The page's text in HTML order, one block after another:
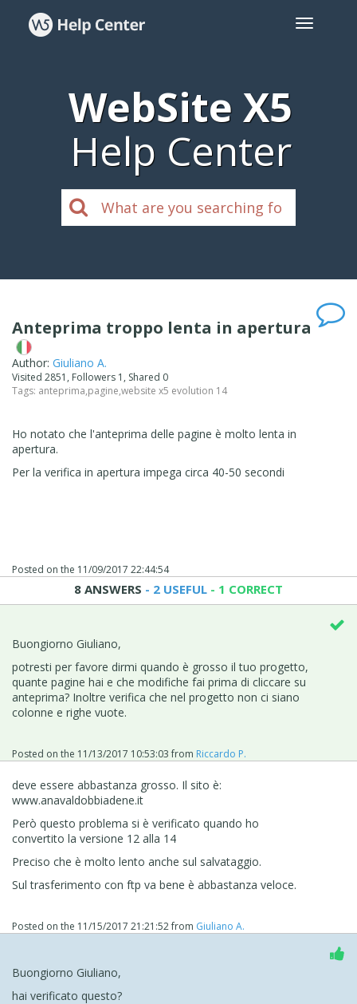
WebSite X5
Help Center
Anteprima troppo lenta in apertura
Author: Giuliano A.
Visited 2851, Followers 1, Shared 0
Tags: anteprima,pagine,website x5 evolution 14
Ho notato che l'anteprima delle pagine è molto lenta in
apertura.
Per la verifica in apertura impega circa 40-50 secondi
Posted on the 11/09/2017 22:44:54
8 ANSWERS - 2 USEFUL - 1 CORRECT
Buongiorno Giuliano,
potresti per favore dirmi quando è grosso il tuo progetto,
quante pagine hai e che modifiche fai prima di cliccare su
anteprima? Inoltre verifica che nel progetto non ci siano
colonne e righe vuote.
Posted on the 11/13/2017 10:53:03from Riccardo P.
deve essere abbastanza grosso. Il sito è:
www.anavaldobbiadene.it
Però questo problema si è verificato quando ho
convertito la versione 12 alla 14
Preciso che è molto lento anche sul salvataggio.
Sul trasferimento con ftp va bene è abbastanza veloce.
Posted on the 11/15/2017 21:21:52from Giuliano A.
Buongiorno Giuliano,
hai verificato questo?